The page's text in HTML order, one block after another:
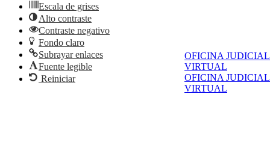
OFICINA JUDICIAL
VIRTUAL
OFICINA JUDICIAL
VIRTUAL
Escala de grises
Alto contraste
Contraste negativo
Fondo claro
Subrayar enlaces
Fuente legible
Reiniciar